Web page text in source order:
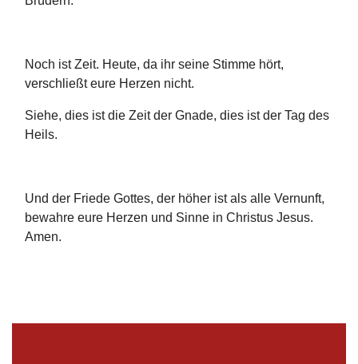
Noch ist Zeit. Heute, da ihr seine Stimme hört,
verschließt eure Herzen nicht.
Siehe, dies ist die Zeit der Gnade, dies ist der Tag des
Heils.
Und der Friede Gottes, der höher ist als alle Vernunft,
bewahre eure Herzen und Sinne in Christus Jesus.
Amen.